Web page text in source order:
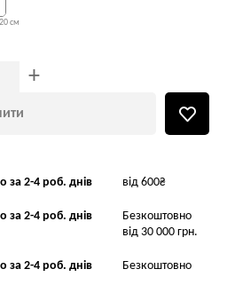
см
+
за 2-4 роб. днів від 600₴
за 2-4 роб. днів
Безкоштовно
від 30 000 грн.
за 2-4 роб. днів Безкоштовно